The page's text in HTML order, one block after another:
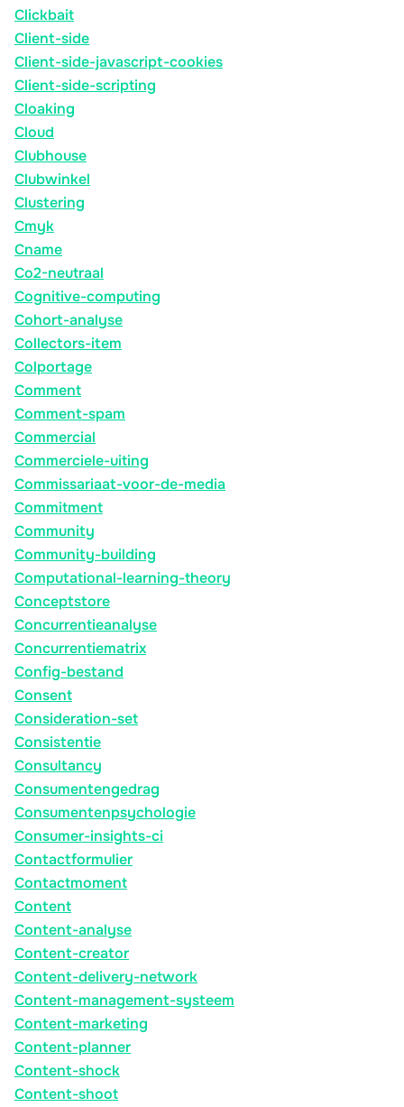
Clickbait
Client-side
Client-side-javascript-cookies
Client-side-scripting
Cloaking
Cloud
Clubhouse
Clubwinkel
Clustering
Cmyk
Cname
Co2-neutraal
Cognitive-computing
Cohort-analyse
Collectors-item
Colportage
Comment
Comment-spam
Commercial
Commerciele-uiting
Commissariaat-voor-de-media
Commitment
Community
Community-building
Computational-learning-theory
Conceptstore
Concurrentieanalyse
Concurrentiematrix
Config-bestand
Consent
Consideration-set
Consistentie
Consultancy
Consumentengedrag
Consumentenpsychologie
Consumer-insights-ci
Contactformulier
Contactmoment
Content
Content-analyse
Content-creator
Content-delivery-network
Content-management-systeem
Content-marketing
Content-planner
Content-shock
Content-shoot